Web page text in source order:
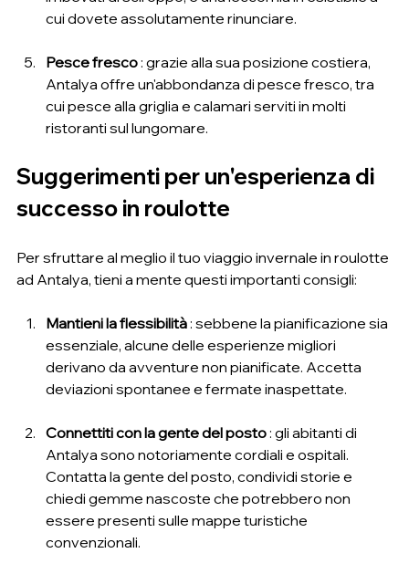
cui dovete assolutamente rinunciare.
Pesce fresco : grazie alla sua posizione costiera,
Antalya offre un'abbondanza di pesce fresco, tra
cui pesce alla griglia e calamari serviti in molti
ristoranti sul lungomare.
Suggerimenti per un'esperienza di
successo in roulotte
Per sfruttare al meglio il tuo viaggio invernale in roulotte
ad Antalya, tieni a mente questi importanti consigli:
Mantieni la flessibilità : sebbene la pianificazione sia
essenziale, alcune delle esperienze migliori
derivano da avventure non pianificate. Accetta
deviazioni spontanee e fermate inaspettate.
Connettiti con la gente del posto : gli abitanti di
Antalya sono notoriamente cordiali e ospitali.
Contatta la gente del posto, condividi storie e
chiedi gemme nascoste che potrebbero non
essere presenti sulle mappe turistiche
convenzionali.